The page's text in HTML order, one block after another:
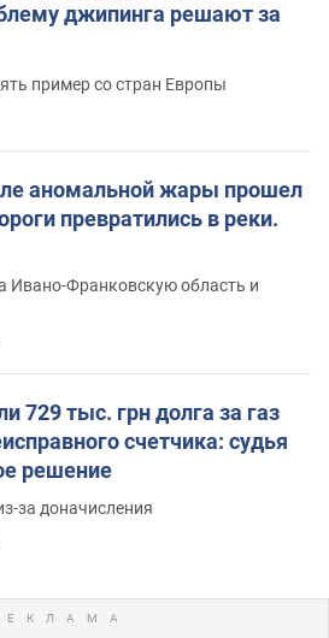
джипинга решают за
пример со стран Европы
аномальной жары прошел
превратились в реки.
Ивано-Франковскую область и
729 тыс. грн долга за газ
счетчика: судья
решение
за доначисления